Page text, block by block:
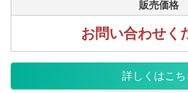
販売価格
お問い合わせく
詳しくはこち